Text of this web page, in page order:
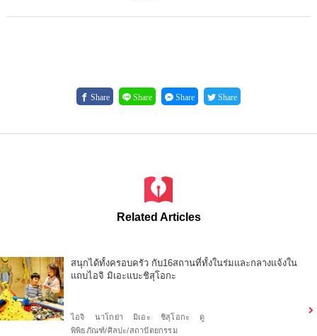
Share Share Share Share
Related Articles
สนุกได้ทั้งครอบครัว กับ16สถานที่ทั้งในร่มและกลางแจ้งใน
แถบไอจิ มิเอะแบะชิสุโอกะ
ไอจิ นาโกย่า มิเอะ ชิสุโอกะ
ดู
พิพิธภัณฑ์/ศิลปะ/สถาปัตยกรรม